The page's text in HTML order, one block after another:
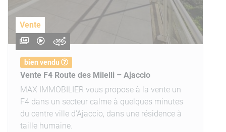
Vente
bien vendu
Vente F4 Route des Milelli – Ajaccio
MAX IMMOBILIER vous propose à la vente un
F4 dans un secteur calme à quelques minutes
du centre ville d'Ajaccio, dans une résidence à
taille humaine.